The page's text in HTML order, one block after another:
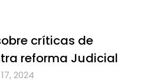
críticas de
reforma Judicial
2024